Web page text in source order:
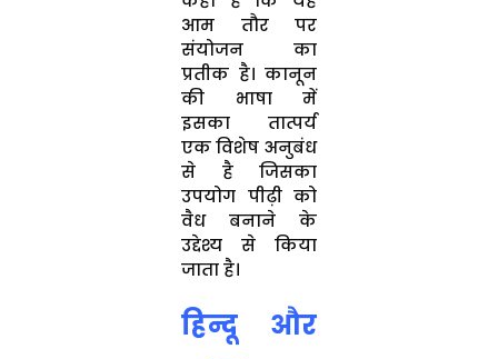
आम तौर पर
संयोजन का
प्रतीक है। कानून
की भाषा में
इसका तात्पर्य
एक विशेष अनुबंध
से है जिसका
उपयोग पीढ़ी को
वैध बनाने के
उद्देश्य से किया
जाता है।
हिन्दू और